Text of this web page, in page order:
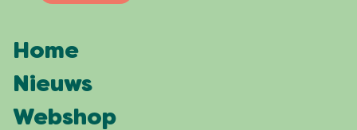
Home
Nieuws
Webshop